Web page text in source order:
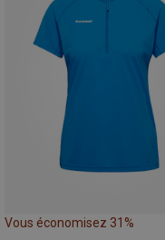
Vous économisez 31%